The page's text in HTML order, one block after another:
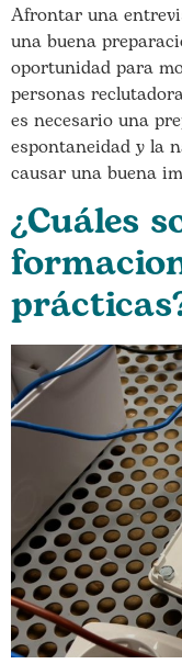
Afrontar una
una buena
oportunidad para
personas
es necesario una
espontaneidad y la
causar una buena
¿Cuáles